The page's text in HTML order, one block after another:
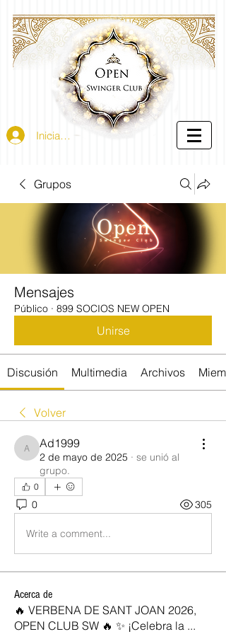
Iniciar sesión
Grupos
Mensajes
Público · 899 SOCIOS NEW OPEN
Unirse
Discusión Multimedia Archivos
Volver
Ad1999
Ad1999
2 de mayo de 2025 · se unió al
grupo.
0
0 305
Write a comment...
Acerca de
🔥 VERBENA DE SANT JOAN 2026,
OPEN CLUB SW 🔥 ✨ ¡Celebra la ...